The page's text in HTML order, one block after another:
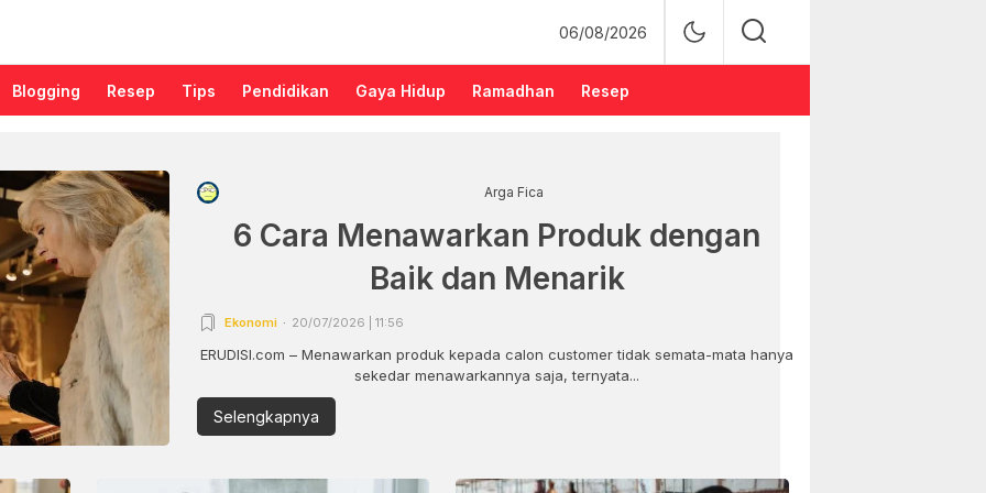
06/08/2026
Blogging Resep Tips Pendidikan Gaya Hidup Ramadhan Resep
Arga Fica
6 Cara Menawarkan Produk dengan
Baik dan Menarik
Ekonomi 20/07/2026 | 11:56
ERUDISI.com – Menawarkan produk kepada calon customer tidak semata-mata hanya
sekedar menawarkannya saja, ternyata...
Selengkapnya